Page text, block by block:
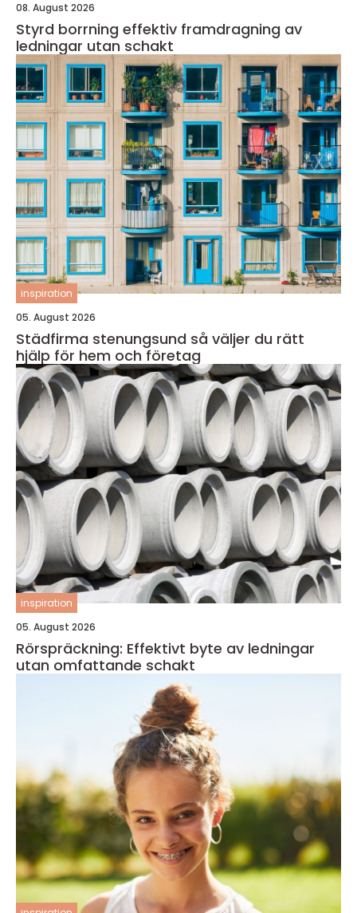
08. August 2026
Styrd borrning effektiv framdragning av
ledningar utan schakt
inspiration
05. August 2026
Städfirma stenungsund så väljer du rätt
hjälp för hem och företag
inspiration
05. August 2026
Rörspräckning: Effektivt byte av ledningar
utan omfattande schakt